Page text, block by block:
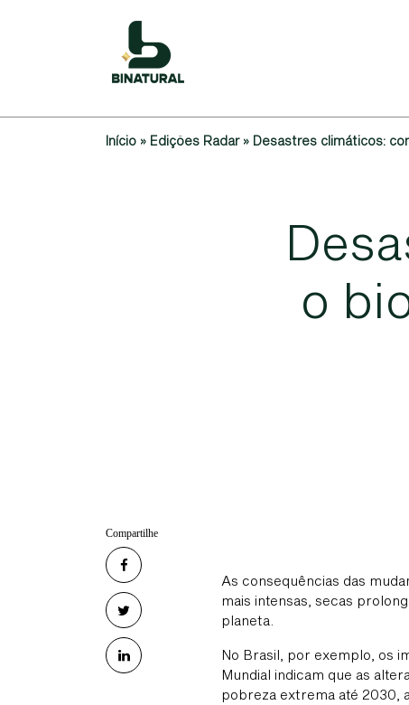
Início » Edições Radar» Desastres climáticos:
Desa
o bi
As consequências das
mais intensas, secas
planeta.
No Brasil, por exemplo, os
Mundial indicam que as
pobreza extrema até 2030,
Compartilhe